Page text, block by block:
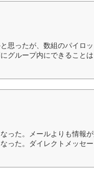
思ったが、数組のパイロ
グループ内にできること
った。メールよりも情報
った。ダイレクトメッセ